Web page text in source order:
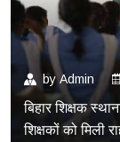
byAdmin
बिहार शिक्षक
शिक्षकों को मिली